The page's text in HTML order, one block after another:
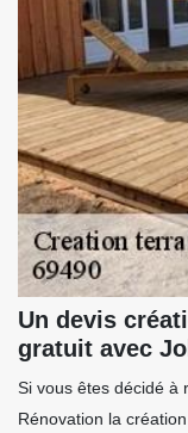
Un devis
gratuit avec
Si vous êtes décidé à
Rénovation la